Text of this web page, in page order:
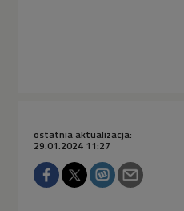
ostatnia aktualizacja:
29.01.2024 11:27